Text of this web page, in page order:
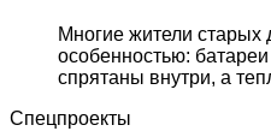
Многие жители старых
особенностью:
спрятаны внутри, а
Спецпроекты